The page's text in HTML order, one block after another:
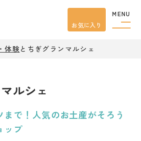
MENU
お気に入り
体験 とちぎグランマルシェ
ルシェ
で！人気のお土産がそろう
ップ
観光案内
イベント